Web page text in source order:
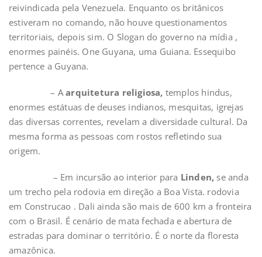
reivindicada pela Venezuela. Enquanto os britânicos
estiveram no comando, não houve questionamentos
territoriais, depois sim. O Slogan do governo na mídia ,
enormes painéis. One Guyana, uma Guiana. Essequibo
pertence a Guyana.
– Aarquitetura religiosa, templos hindus,
enormes estátuas de deuses indianos, mesquitas, igrejas
das diversas correntes, revelam a diversidade cultural. Da
mesma forma as pessoas com rostos refletindo sua
origem.
– Em incursão ao interior para Linden, se anda
um trecho pela rodovia em direção a Boa Vista. rodovia
em Construcao . Dali ainda são mais de 600 km a fronteira
com o Brasil. É cenário de mata fechada e abertura de
estradas para dominar o território. É o norte da floresta
amazônica.